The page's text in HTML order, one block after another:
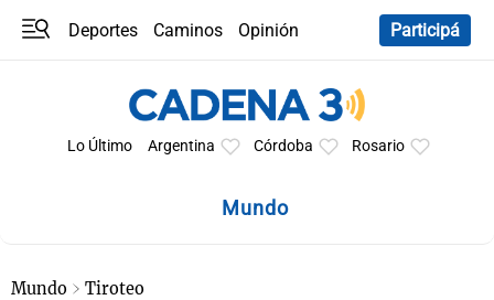
Deportes Caminos
Opinión
Participá
Lo Último Argentina Córdoba Rosario
Mundo
Mundo Tiroteo